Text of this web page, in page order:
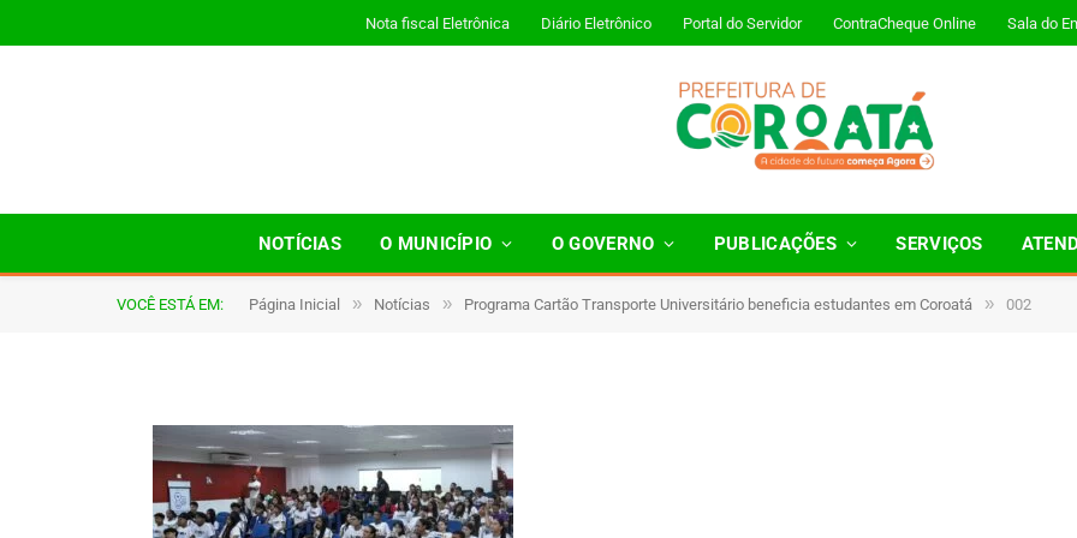
Nota fiscal Eletrônica Diário Eletrônico Portal do Servidor ContraCheque Online Sala do
NOTÍCIAS O MUNICÍPIO O GOVERNO PUBLICAÇÕES SERVIÇOS
VOCÊ ESTÁ EM: Página Inicial » Notícias » Programa Cartão Transporte Universitário beneficia estudantes em Coroatá » 002